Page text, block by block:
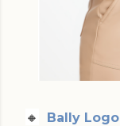
🔸 Bally